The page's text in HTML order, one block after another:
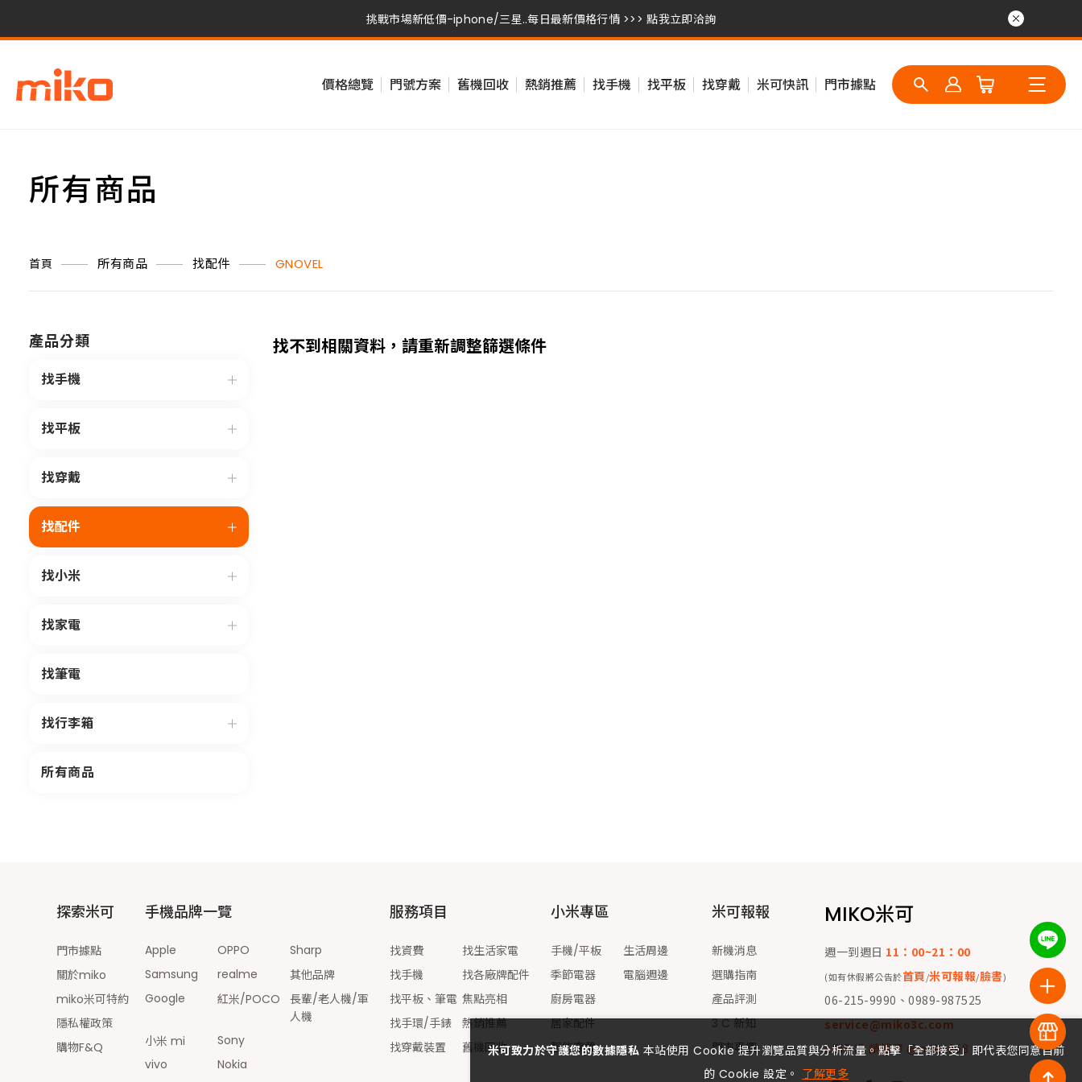
挑戰市場新低價-iphone/三星..每日最新價格行情 >>> 點我立即洽詢
挑戰市場新低價-iphone/三星..每日最新價格行情 >>> 點我立即洽詢
價格總覽 門號方案 舊機回收 熱銷推薦 找手機 找平板 找穿戴 米可快訊 門市據點
所有商品
首頁 所有商品 找配件 GNOVEL
產品分類
找手機
找平板
找穿戴
找配件
找小米
找家電
找筆電
找行李箱
所有商品
找不到相關資料，請重新調整篩選條件
探索米可
門市據點
關於miko
miko米可特約
隱私權政策
購物F&Q
手機品牌一覽
Apple
Samsung
Google
小米 mi
vivo
OPPO
realme
紅米/POCO
Sony
Nokia
Sharp
其他品牌
長輩/老人機/軍
人機
服務項目
找資費
找手機
找平板、筆電
找手環/手錶
找穿戴裝置
找生活家電
找各廠牌配件
焦點亮相
熱銷推薦
舊機回收
小米專區
手機/平板
季節電器
廚房電器
居家配件
智能穿戴
生活周邊
電腦週邊
米可報報
新機消息
選購指南
產品評測
3 C 新知
門市專欄
MIKO米可
週一到週日 11：00~21：00
(如有休假將公告於首頁/米可報報/臉書)
06-215-9990、0989-987525
service@miko3c.com
LINE ID 請搜尋 @miko168
米可致力於守護您的數據隱私 本站使用 Cookie 提升瀏覽品質與分析流量。點擊「全部接受」即代表您同意目前
的 Cookie 設定。 了解更多